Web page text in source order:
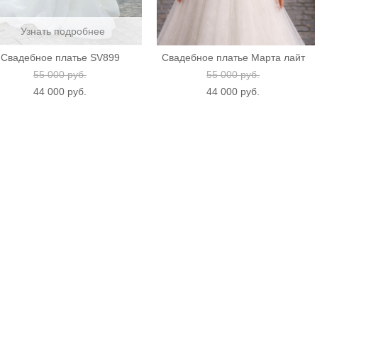
Узнать подробнее
Свадебное платье SV899
55 000 pуб.
44 000 pуб.
Свадебное платье Марта лайт
55 000 pуб.
44 000 pуб.